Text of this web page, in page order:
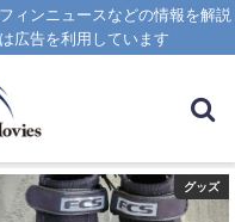
ィンニュースなどの情報を解説
広告を利用しています
グッズ